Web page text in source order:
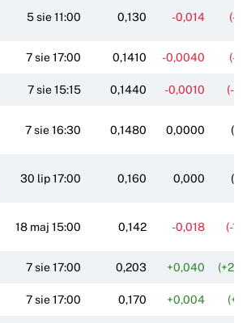
5 sie 11:00 0,130 -0,014 (-
7 sie 17:00 0,1410 -0,0040 (-
7 sie 15:15 0,1440 -0,0010 (-
7 sie 16:30 0,1480 0,0000
30 lip 17:00 0,160 0,000
18 maj 15:00 0,142 -0,018 (-
7 sie 17:00 0,203 +0,040
7 sie 17:00 0,170 +0,004